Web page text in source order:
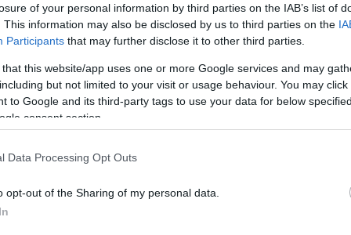
of your personal information by third parties on the IAB’s list of
This information may also be disclosed by us to third parties on the
Participants that may further disclose it to other third parties.
that this website/app uses one or more Google services and may
but not limited to your visit or usage behaviour. You may
to Google and its third-party tags to use your data for below
consent section.
Data Processing Opt Outs
opt-out of the Sharing of my personal data.
Come le tensioni in
Medio Oriente e gli
investimenti in AI
stanno
influenzando
l’economia globale
Sicilia in coda